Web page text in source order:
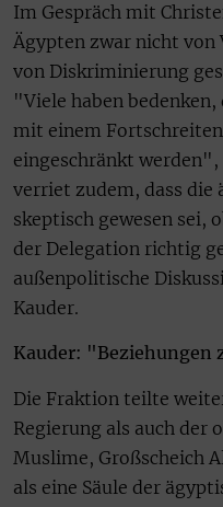
Im Gespräch mit
Ägypten zwar nicht von
von Diskriminierung
"Viele haben bedenken,
mit einem
eingeschränkt
verriet zudem, dass die
skeptisch gewesen sei,
der Delegation richtig
außenpolitische
Kauder.
Kauder: "Beziehungen
Die Fraktion teilte
Regierung als auch der
Muslime, Großscheich
als eine Säule der